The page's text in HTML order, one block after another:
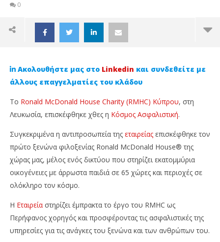
0
Η Κόσμος Ασφαλιστική επισκέφθηκε το Ronald
McDonald House Charity (RMHC) Κύπρου
22
Ιουλίου,
Ακολουθήστε μας στο Linkedin και συνδεθείτε με
άλλους επαγγελματίες του κλάδου
Το Ronald McDonald House Charity (RMHC) Κύπρου, στη
Λευκωσία, επισκέφθηκε χθες η Κόσμος Ασφαλιστική.
Συγκεκριμένα η αντιπροσωπεία της εταιρείας επισκέφθηκε τον
πρώτο ξενώνα φιλοξενίας Ronald McDonald House® της
χώρας μας, μέλος ενός δικτύου που στηρίζει εκατομμύρια
οικογένειες με άρρωστα παιδιά σε 65 χώρες και περιοχές σε
ολόκληρο τον κόσμο.
Η Εταιρεία στηρίζει έμπρακτα το έργο του RMHC ως
Περήφανος χορηγός και προσφέροντας τις ασφαλιστικές της
υπηρεσίες για τις ανάγκες του ξενώνα και των ανθρώπων του.